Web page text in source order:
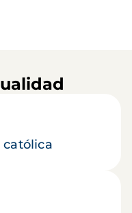
católica